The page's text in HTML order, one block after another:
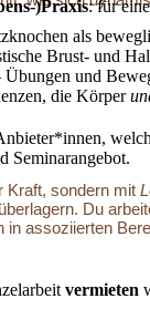
)Praxis: für
Seminarangebot.
vermieten
als
Brust- und
Übungen und
die Körper
Kraft, sondern mit
Du
assoziierten